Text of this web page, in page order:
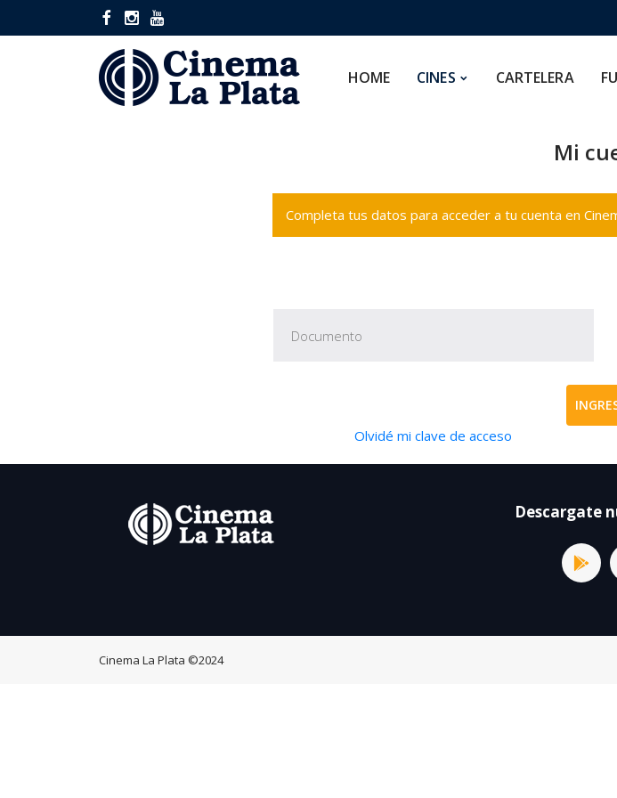
HOME CINES CARTELERA
Mi
Completa tus datos para acceder a tu cuenta en
Olvidé mi clave de acceso
Descargate
Cinema La Plata ©2024